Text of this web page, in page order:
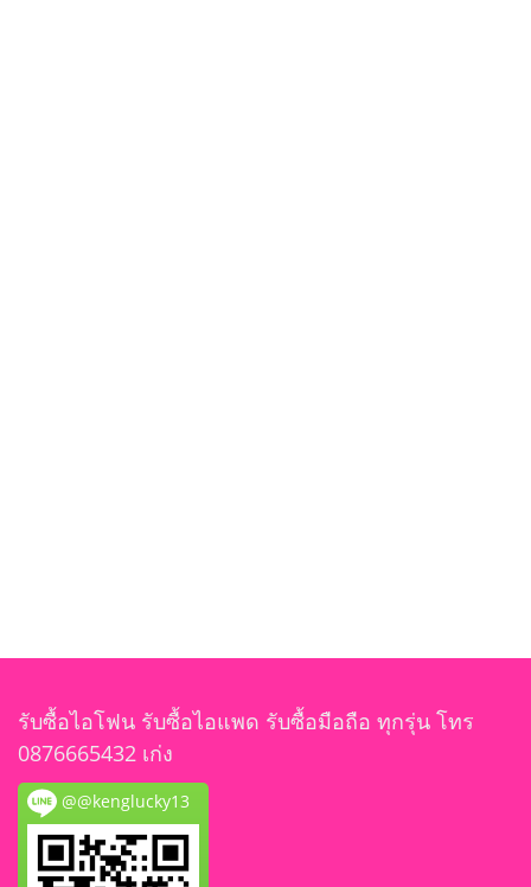
รับซื้อไอโฟน รับซื้อไอแพด รับซื้อมือถือ ทุกรุ่น โทร
0876665432 เก่ง
@@kenglucky13